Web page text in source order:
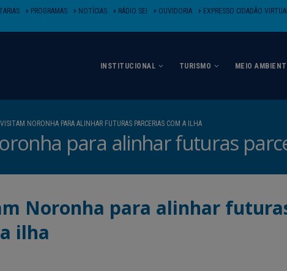
PROGRAMAS NOTÍCIAS RÁDIO SEI OUVIDORIA EXPRESSO CIDADÃO
INSTITUCIONAL TURISMO MEIO
NORONHA PARA ALINHAR FUTURAS PARCERIAS COM A ILHA
para alinhar futuras
Noronha para alinhar
ilha